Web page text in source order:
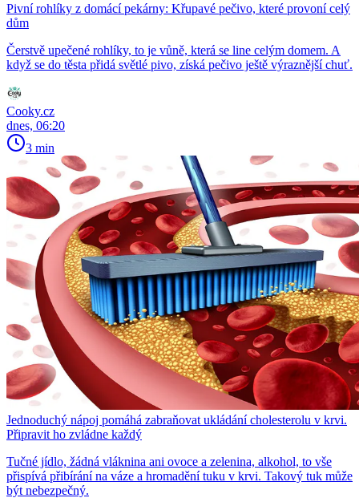
Pivní rohlíky z domácí pekárny: Křupavé pečivo, které provoní celý
dům
Čerstvě upečené rohlíky, to je vůně, která se line celým domem. A
když se do těsta přidá světlé pivo, získá pečivo ještě výraznější chuť.
Cooky.cz
dnes, 06:20
3 min
Jednoduchý nápoj pomáhá zabraňovat ukládání cholesterolu v krvi.
Připravit ho zvládne každý
Tučné jídlo, žádná vláknina ani ovoce a zelenina, alkohol, to vše
přispívá přibírání na váze a hromadění tuku v krvi. Takový tuk může
být nebezpečný.